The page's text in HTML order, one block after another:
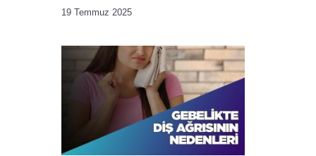
19 Temmuz 2025